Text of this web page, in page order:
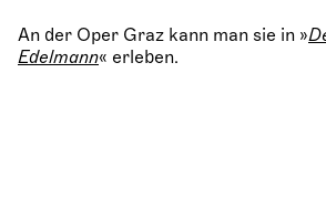
An der Oper Graz kann man sie in »
Edelmann« erleben.